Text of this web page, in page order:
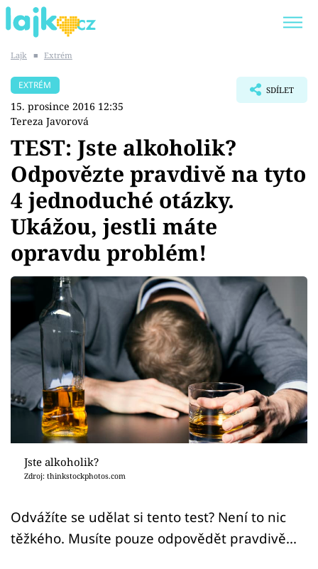
SHOPAHOLICADEL
Témata
Showbyznys
Youtubeři
Virály
Sex a vztahy
Videa
Sledujte prima+
Přihlášení
Lajk ■ Extrém
EXTRÉM
15. prosince 2016 12:35
Tereza Javorová
SDÍLET
TEST: Jste alkoholik?
Odpovězte pravdivě na tyto
4 jednoduché otázky.
Ukážou, jestli máte
opravdu problém!
Jste alkoholik?
Zdroj: thinkstockphotos.com
Odvážíte se udělat si tento test? Není to nic
těžkého. Musíte pouze odpovědět pravdivě...